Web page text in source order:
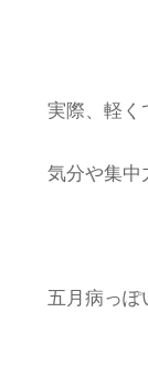
実際、軽く
気分や集中
五月病っぽ